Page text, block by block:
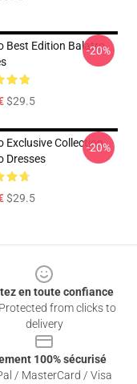
Best Edition Balatro
$29.5
-20%
Exclusive Collection
Dresses
$29.5
-20%
en toute confiance
from clicks to
delivery
100% sécurisé
/ MasterCard / Visa